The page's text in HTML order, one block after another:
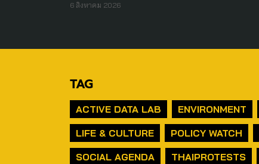
6 สิงหาคม 2026
TAG
ACTIVE DATA LAB ENVIRONMENT
LIFE & CULTURE
POLICY WATCH
SOCIAL AGENDA
THAIPROTESTS